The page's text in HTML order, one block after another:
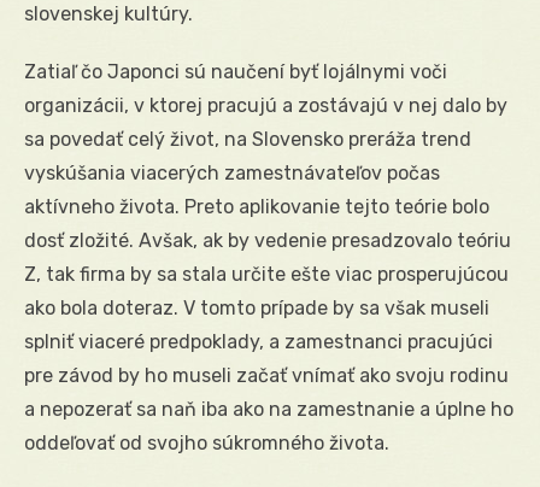
slovenskej kultúry.
Zatiaľ čo Japonci sú naučení byť lojálnymi voči
organizácii, v ktorej pracujú a zostávajú v nej dalo by
sa povedať celý život, na Slovensko preráža trend
vyskúšania viacerých zamestnávateľov počas
aktívneho života. Preto aplikovanie tejto teórie bolo
dosť zložité. Avšak, ak by vedenie presadzovalo teóriu
Z, tak firma by sa stala určite ešte viac prosperujúcou
ako bola doteraz. V tomto prípade by sa však museli
splniť viaceré predpoklady, a zamestnanci pracujúci
pre závod by ho museli začať vnímať ako svoju rodinu
a nepozerať sa naň iba ako na zamestnanie a úplne ho
oddeľovať od svojho súkromného života.